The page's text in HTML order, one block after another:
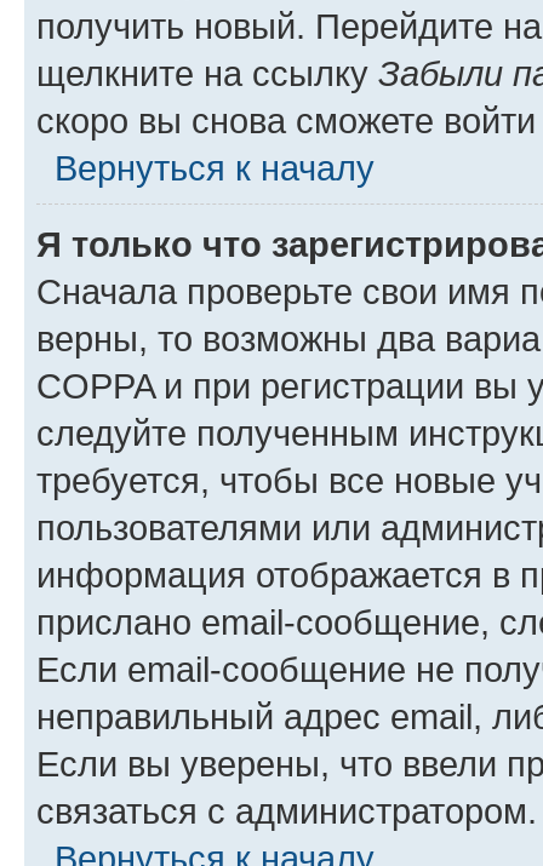
получить новый. Перейдите
щелкните на ссылку Забыли
скоро вы снова сможете
Вернуться к началу
Я только что
Сначала проверьте свои имя
верны, то возможны два
COPPA и при регистрации вы
следуйте полученным
требуется, чтобы все новые
пользователями или
информация отображается в
прислано email-сообщение,
Если email-сообщение не
неправильный адрес email,
Если вы уверены, что ввели
связаться с администратором.
Вернуться к началу